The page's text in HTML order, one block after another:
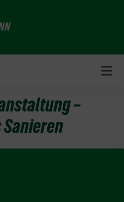
–